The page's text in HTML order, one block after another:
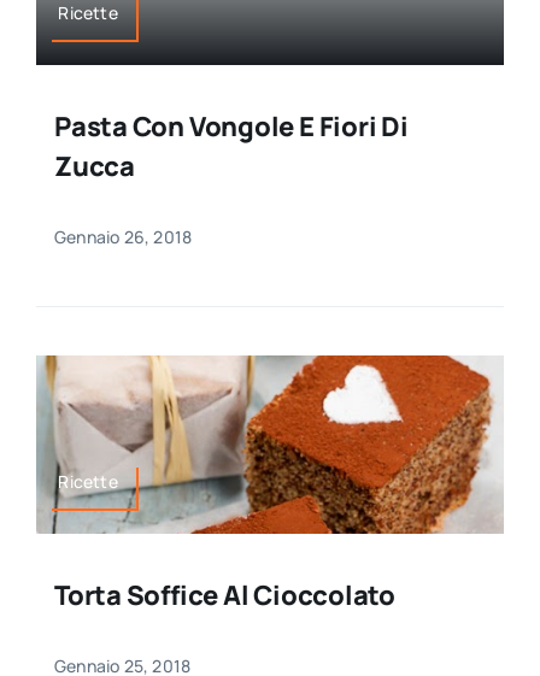
Ricette
Pasta Con Vongole E Fiori Di
Zucca
Gennaio 26, 2018
Ricette
Torta Soffice Al Cioccolato
Gennaio 25, 2018